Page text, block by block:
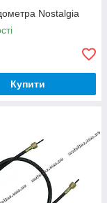
Nostalgia
Купити